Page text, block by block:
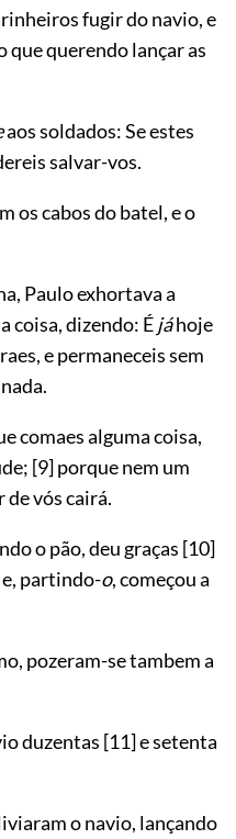
fugir do navio, e
que querendo lançar as
aos soldados: Se estes
salvar-vos.
os cabos do batel, e o
Paulo exhortava a
coisa, dizendo: Éjáhoje
e permaneceis sem
comaes alguma coisa,
[9]porque nem um
de vós cairá.
o pão, deu graças [10]
e, partindo-o, começou a
pozeram-se tambem a
duzentas [11]e setenta
o navio, lançando